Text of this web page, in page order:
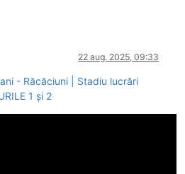
22 aug. 2025, 09:33
- Răcăciuni | Stadiu lucrări
1 și 2